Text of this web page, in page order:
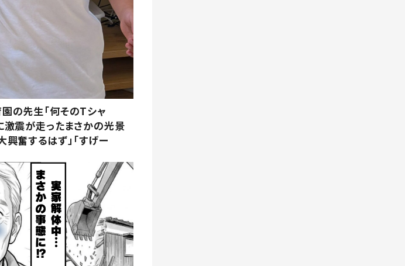
の先生「何そのTシャ
激震が走ったまさかの光景
奮するはず」「すげー